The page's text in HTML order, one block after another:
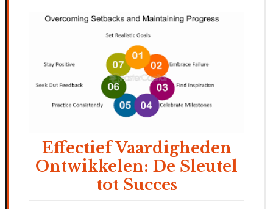
Effectief Vaardigheden
Ontwikkelen: De Sleutel
tot Succes